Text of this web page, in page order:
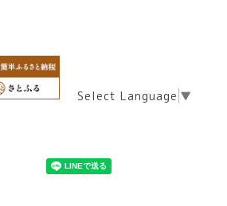
Select Language ▼